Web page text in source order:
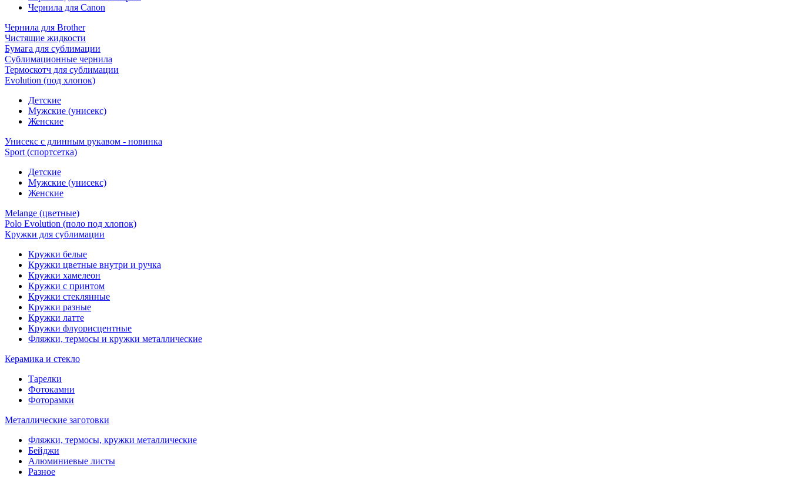
Чернила для Canon
Чернила для Brother
Чистящие жидкости
Бумага для сублимации
Сублимационные чернила
Термоскотч для сублимации
Evolution (под хлопок)
Детские
Мужские (унисекс)
Женские
Унисекс с длинным рукавом - новинка
Sport (спортсетка)
Детские
Мужские (унисекс)
Женские
Melange (цветные)
Polo Evolution (поло под хлопок)
Кружки для сублимации
Кружки белые
Кружки цветные внутри и ручка
Кружки хамелеон
Кружки c принтом
Кружки стеклянные
Кружки разные
Кружки латте
Кружки флуорисцентные
Фляжки, термосы и кружки металлические
Керамика и стекло
Тарелки
Фотокамни
Фоторамки
Металлические заготовки
Фляжки, термосы, кружки металлические
Бейджи
Алюминиевые листы
Разное